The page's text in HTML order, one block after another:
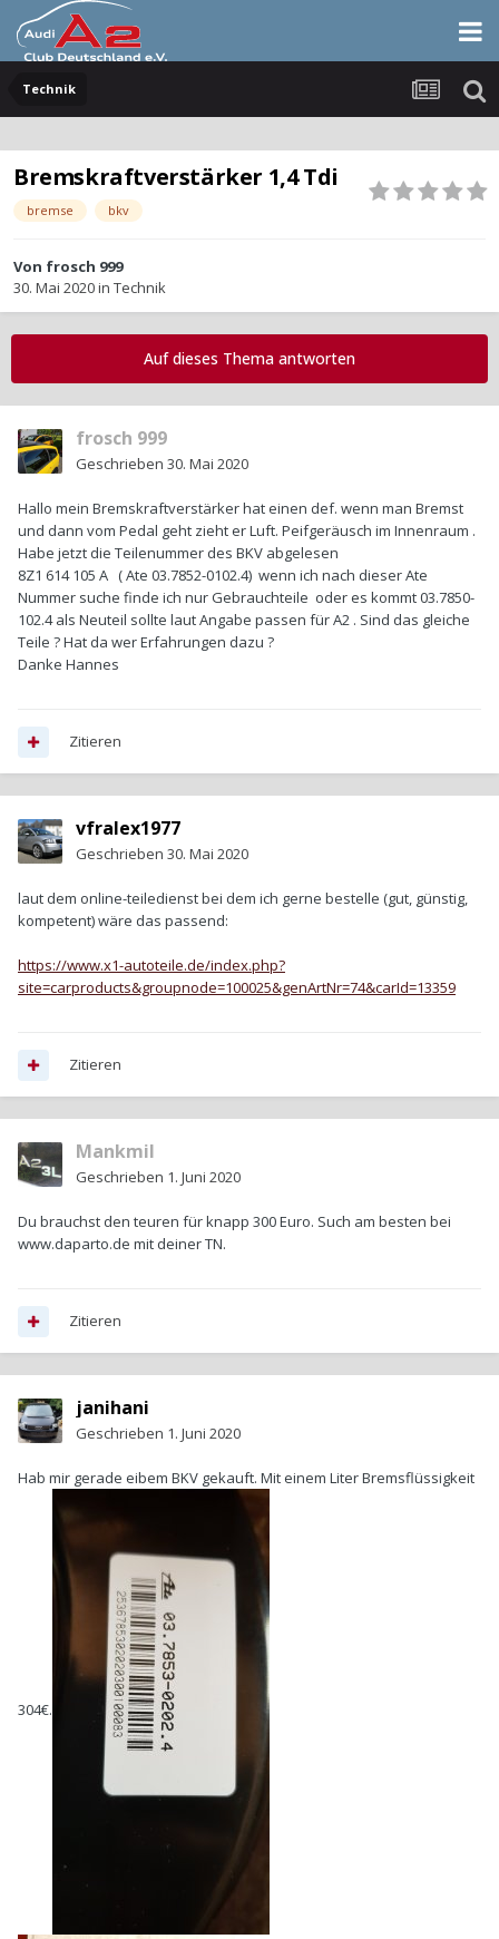
Technik
Bremskraftverstärker 1,4 Tdi
bremse bkv
Von frosch 999
30. Mai 2020in Technik
Auf dieses Thema antworten
frosch 999
Geschrieben 30. Mai 2020
Hallo mein Bremskraftverstärker hat einen def. wenn man Bremst
und dann vom Pedal geht zieht er Luft. Peifgeräusch im Innenraum .
Habe jetzt die Teilenummer des BKV abgelesen
8Z1 614 105 A ( Ate 03.7852-0102.4) wenn ich nach dieser Ate
Nummer suche finde ich nur Gebrauchteile oder es kommt 03.7850-
102.4 als Neuteil sollte laut Angabe passen für A2 . Sind das gleiche
Teile ? Hat da wer Erfahrungen dazu ?
Danke Hannes
Zitieren
vfralex1977
Geschrieben 30. Mai 2020
laut dem online-teiledienst bei dem ich gerne bestelle (gut, günstig,
kompetent) wäre das passend:
https://www.x1-autoteile.de/index.php?
site=carproducts&groupnode=100025&genArtNr=74&carId=13359
Zitieren
Mankmil
Geschrieben 1. Juni 2020
Du brauchst den teuren für knapp 300 Euro. Such am besten bei
www.daparto.de mit deiner TN.
Zitieren
janihani
Geschrieben 1. Juni 2020
Hab mir gerade eibem BKV gekauft. Mit einem Liter Bremsflüssigkeit
304€.